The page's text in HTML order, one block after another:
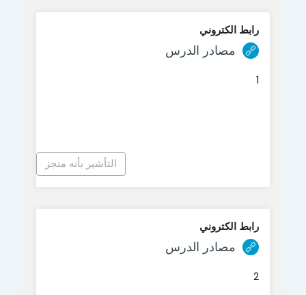
رابط الكتروني
مصادر الدرس
1
التأشير بأنه منجز
رابط الكتروني
مصادر الدرس
2